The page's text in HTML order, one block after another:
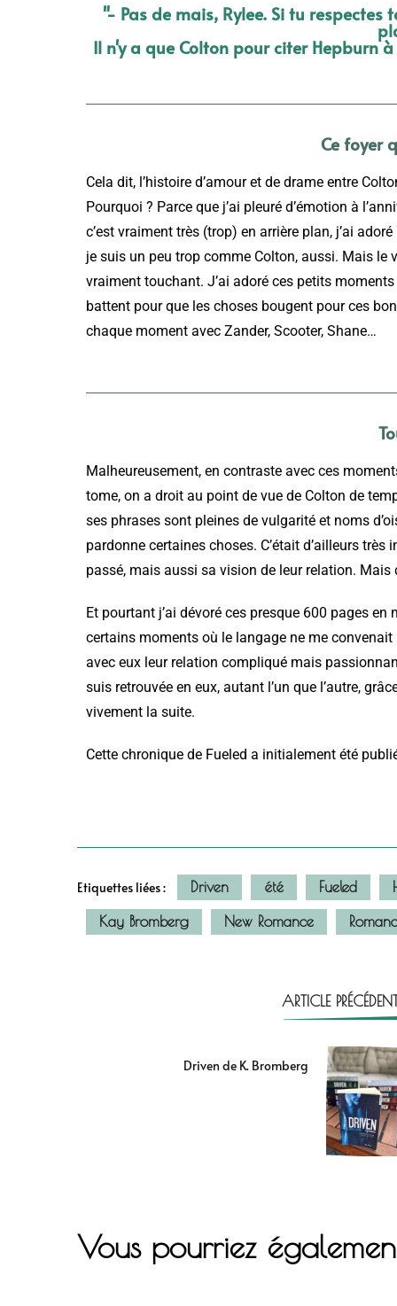
"- Pas de mais, Rylee. Si tu
Il n'y a que Colton pour citer Hepburn
Ce foyer
Cela dit, l’histoire d’amour et de drame entre
Pourquoi ? Parce que j’ai pleuré d’émotion à
c’est vraiment très (trop) en arrière plan, j’ai
je suis un peu trop comme Colton, aussi. Mais le
vraiment touchant. J’ai adoré ces petits
battent pour que les choses bougent pour ces
chaque moment avec Zander, Scooter, Shane…
Malheureusement, en contraste avec ces
tome, on a droit au point de vue de Colton de
ses phrases sont pleines de vulgarité et noms
pardonne certaines choses. C’était d’ailleurs
passé, mais aussi sa vision de leur relation. Mais
Et pourtant j’ai dévoré ces presque 600 pages
certains moments où le langage ne me convenait
avec eux leur relation compliqué mais
suis retrouvée en eux, autant l’un que l’autre,
vivement la suite.
Cette chronique de Fueled a initialement été
Etiquettes liées : Driven été Fueled
Kay Bromberg
New Romance
ARTICLE
Driven de K. Bromberg
Vous pourriez